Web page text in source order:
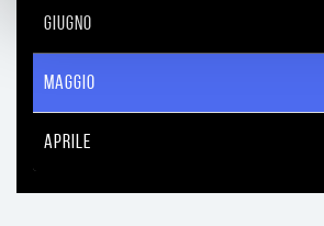
GIUGNO
MAGGIO
APRILE